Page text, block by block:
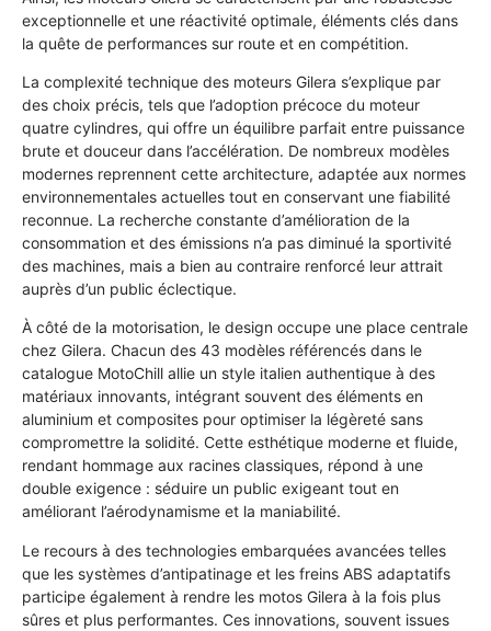
exceptionnelle et une réactivité optimale, éléments clés dans
la quête de performances sur route et en compétition.
La complexité technique des moteurs Gilera s’explique par
des choix précis, tels que l’adoption précoce du moteur
quatre cylindres, qui offre un équilibre parfait entre puissance
brute et douceur dans l’accélération. De nombreux modèles
modernes reprennent cette architecture, adaptée aux normes
environnementales actuelles tout en conservant une fiabilité
reconnue. La recherche constante d’amélioration de la
consommation et des émissions n’a pas diminué la sportivité
des machines, mais a bien au contraire renforcé leur attrait
auprès d’un public éclectique.
À côté de la motorisation, le design occupe une place centrale
chez Gilera. Chacun des 43 modèles référencés dans le
catalogue MotoChill allie un style italien authentique à des
matériaux innovants, intégrant souvent des éléments en
aluminium et composites pour optimiser la légèreté sans
compromettre la solidité. Cette esthétique moderne et fluide,
rendant hommage aux racines classiques, répond à une
double exigence : séduire un public exigeant tout en
améliorant l’aérodynamisme et la maniabilité.
Le recours à des technologies embarquées avancées telles
que les systèmes d’antipatinage et les freins ABS adaptatifs
participe également à rendre les motos Gilera à la fois plus
sûres et plus performantes. Ces innovations, souvent issues